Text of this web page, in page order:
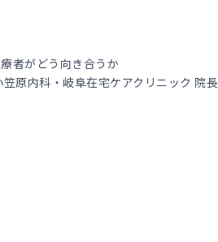
者がどう向き合うか
原内科・岐阜在宅ケアクリニック 院長